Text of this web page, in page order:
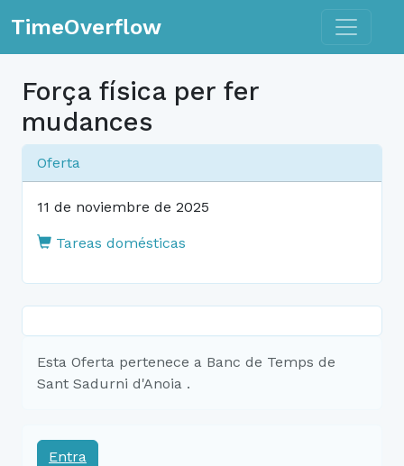
TimeOverflow Toggle
Força física per fer
mudances
Oferta
11 de noviembre de 2025
Tareas domésticas
Esta Oferta pertenece a Banc de Temps de
Sant Sadurni d'Anoia .
Entra